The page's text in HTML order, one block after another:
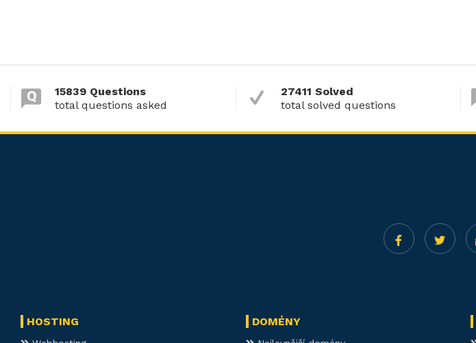
15839 Questions
total questions asked
27411 Solved
total solved questions
HOSTING DOMÉNY